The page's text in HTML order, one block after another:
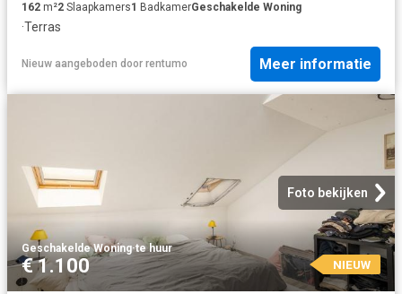
162 m²2 Slaapkamers1 BadkamerGeschakelde Woning
·Terras
Nieuw aangeboden door rentumo Meer informatie
Foto bekijken
Geschakelde Woning·te huur
€ 1.100 NIEUW